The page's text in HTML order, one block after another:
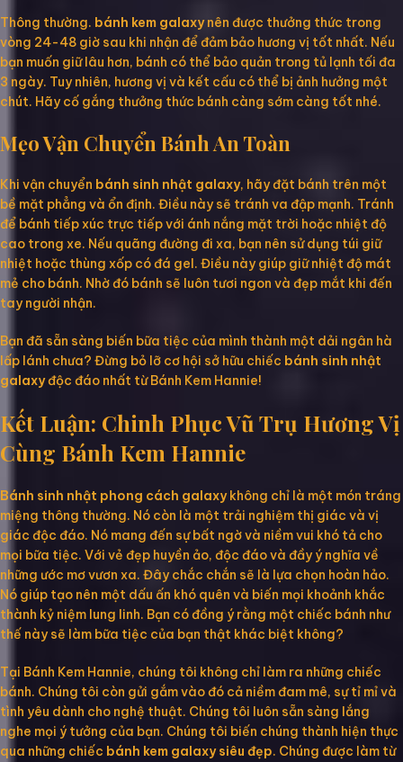
Thông thường. bánh kem galaxynên được thưởng thức trong
vòng 24-48 giờ sau khi nhận để đảm bảo hương vị tốt nhất. Nếu
bạn muốn giữ lâu hơn, bánh có thể bảo quản trong tủ lạnh tối đa
3 ngày. Tuy nhiên, hương vị và kết cấu có thể bị ảnh hưởng một
chút. Hãy cố gắng thưởng thức bánh càng sớm càng tốt nhé.
Mẹo Vận Chuyển Bánh An Toàn
Khi vận chuyển bánh sinh nhật galaxy, hãy đặt bánh trên một
bề mặt phẳng và ổn định. Điều này sẽ tránh va đập mạnh. Tránh
để bánh tiếp xúc trực tiếp với ánh nắng mặt trời hoặc nhiệt độ
cao trong xe. Nếu quãng đường đi xa, bạn nên sử dụng túi giữ
nhiệt hoặc thùng xốp có đá gel. Điều này giúp giữ nhiệt độ mát
mẻ cho bánh. Nhờ đó bánh sẽ luôn tươi ngon và đẹp mắt khi đến
tay người nhận.
Bạn đã sẵn sàng biến bữa tiệc của mình thành một dải ngân hà
lấp lánh chưa? Đừng bỏ lỡ cơ hội sở hữu chiếc bánh sinh nhật
galaxyđộc đáo nhất từ Bánh Kem Hannie!
Kết Luận: Chinh Phục Vũ Trụ Hương Vị
Cùng Bánh Kem Hannie
Bánh sinh nhật phong cách galaxykhông chỉ là một món tráng
miệng thông thường. Nó còn là một trải nghiệm thị giác và vị
giác độc đáo. Nó mang đến sự bất ngờ và niềm vui khó tả cho
mọi bữa tiệc. Với vẻ đẹp huyền ảo, độc đáo và đầy ý nghĩa về
những ước mơ vươn xa. Đây chắc chắn sẽ là lựa chọn hoàn hảo.
Nó giúp tạo nên một dấu ấn khó quên và biến mọi khoảnh khắc
thành kỷ niệm lung linh. Bạn có đồng ý rằng một chiếc bánh như
thế này sẽ làm bữa tiệc của bạn thật khác biệt không?
Tại Bánh Kem Hannie, chúng tôi không chỉ làm ra những chiếc
bánh. Chúng tôi còn gửi gắm vào đó cả niềm đam mê, sự tỉ mỉ và
tình yêu dành cho nghệ thuật. Chúng tôi luôn sẵn sàng lắng
nghe mọi ý tưởng của bạn. Chúng tôi biến chúng thành hiện thực
qua những chiếc bánh kem galaxy siêu đẹp. Chúng được làm từ